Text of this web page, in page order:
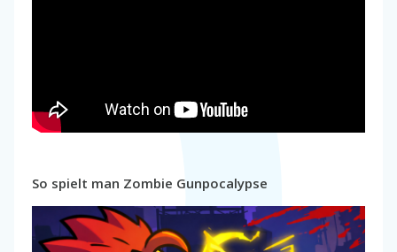
So spielt man Zombie Gunpocalypse